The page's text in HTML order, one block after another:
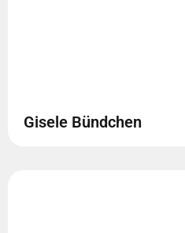
Gisele Bündchen